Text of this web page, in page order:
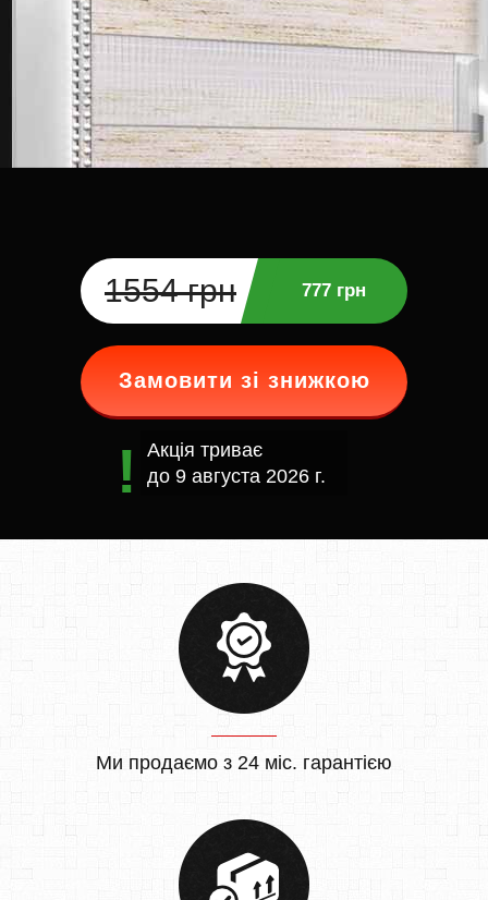
1554 грн 777 грн
Замовити зі знижкою
Акція триває
до 9 августа 2026 г.
Ми продаємо з 24 міс. гарантією